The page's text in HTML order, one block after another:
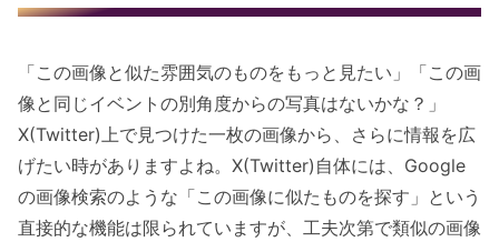
「この画像と似た雰囲気のものをもっと見たい」「この画
像と同じイベントの別角度からの写真はないかな？」
X(Twitter)上で見つけた一枚の画像から、さらに情報を広
げたい時がありますよね。X(Twitter)自体には、Google
の画像検索のような「この画像に似たものを探す」という
直接的な機能は限られていますが、工夫次第で類似の画像